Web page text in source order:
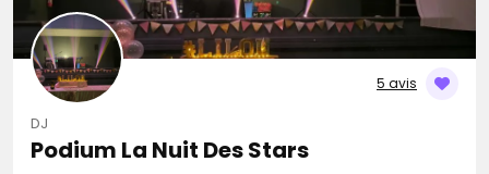
5 avis
DJ
Podium La Nuit Des Stars